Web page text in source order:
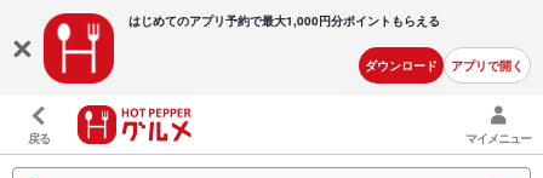
はじめてのアプリ予約で最大1,000円分ポイントもらえる
ダウンロード アプリで開く
戻る マイメニュー